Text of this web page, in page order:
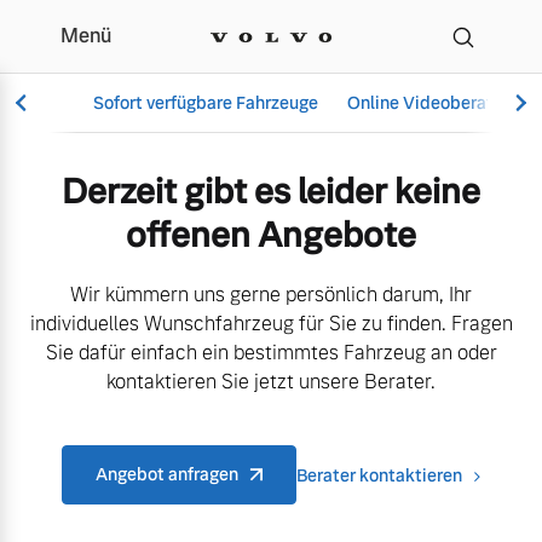
Aktuelle Angebote &
Menü
Sofort verfügbare Fahrzeuge Online Videoberatung
Vollelektrisch
6 Modelle
Derzeit gibt es leider keine
offenen Angebote
Wir kümmern uns gerne persönlich darum, Ihr
individuelles Wunschfahrzeug für Sie zu finden. Fragen
Sie dafür einfach ein bestimmtes Fahrzeug an oder
kontaktieren Sie jetzt unsere Berater.
Angebot anfragen Berater kontaktieren